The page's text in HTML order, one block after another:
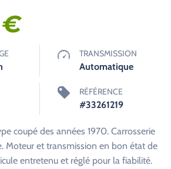
TRANSMISSION
Automatique
RÉFÉRENCE
#33261219
coupé des années 1970. Carrosserie
Moteur et transmission en bon état de
entretenu et réglé pour la fiabilité.